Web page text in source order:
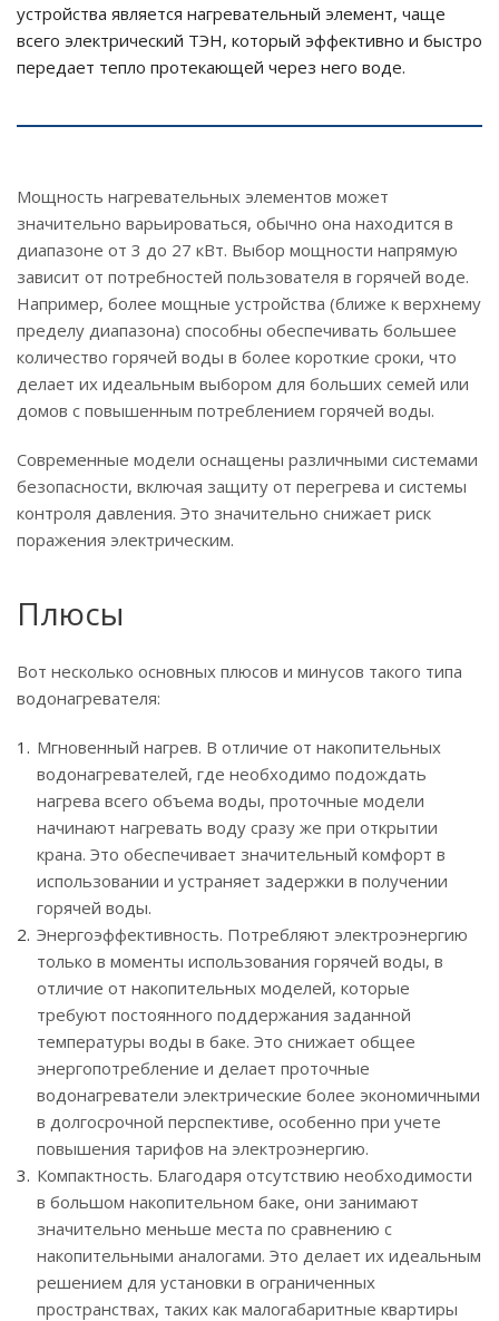
устройства является нагревательный элемент, чаще
всего электрический ТЭН, который эффективно и быстро
передает тепло протекающей через него воде.
Мощность нагревательных элементов может
значительно варьироваться, обычно она находится в
диапазоне от 3 до 27 кВт. Выбор мощности напрямую
зависит от потребностей пользователя в горячей воде.
Например, более мощные устройства (ближе к верхнему
пределу диапазона) способны обеспечивать большее
количество горячей воды в более короткие сроки, что
делает их идеальным выбором для больших семей или
домов с повышенным потреблением горячей воды.
Современные модели оснащены различными системами
безопасности, включая защиту от перегрева и системы
контроля давления. Это значительно снижает риск
поражения электрическим.
Плюсы
Вот несколько основных плюсов и минусов такого типа
водонагревателя:
Мгновенный нагрев. В отличие от накопительных
водонагревателей, где необходимо подождать
нагрева всего объема воды, проточные модели
начинают нагревать воду сразу же при открытии
крана. Это обеспечивает значительный комфорт в
использовании и устраняет задержки в получении
горячей воды.
Энергоэффективность. Потребляют электроэнергию
только в моменты использования горячей воды, в
отличие от накопительных моделей, которые
требуют постоянного поддержания заданной
температуры воды в баке. Это снижает общее
энергопотребление и делает проточные
водонагреватели электрические более экономичными
в долгосрочной перспективе, особенно при учете
повышения тарифов на электроэнергию.
Компактность. Благодаря отсутствию необходимости
в большом накопительном баке, они занимают
значительно меньше места по сравнению с
накопительными аналогами. Это делает их идеальным
решением для установки в ограниченных
пространствах, таких как малогабаритные квартиры